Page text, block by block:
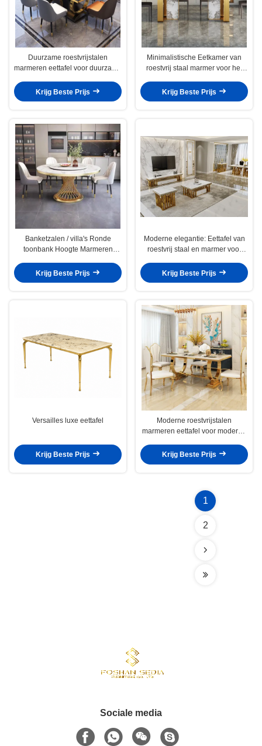
Duurzame roestvrijstalen
marmeren eettafel voor duurzame
Krijg Beste Prijs
Minimalistische Eetkamer van
roestvrij staal marmer voor het
Krijg Beste Prijs
Banketzalen / villa's Ronde
toonbank Hoogte Marmeren
Krijg Beste Prijs
Moderne elegantie: Eettafel van
roestvrij staal en marmer voor
Krijg Beste Prijs
Versailles luxe eettafel
Krijg Beste Prijs
Moderne roestvrijstalen
marmeren eettafel voor moderne
Krijg Beste Prijs
1
2
Sociale media